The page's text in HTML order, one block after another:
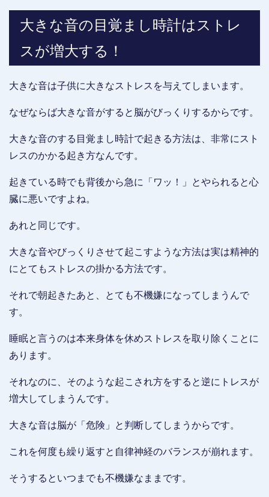
大きな音の目覚まし時計はストレ
スが増大する！
大きな音は子供に大きなストレスを与えてしまいます。
なぜならば大きな音がすると脳がびっくりするからです。
大きな音のする目覚まし時計で起きる方法は、非常にスト
レスのかかる起き方なんです。
起きている時でも背後から急に「ワッ！」とやられると心
臓に悪いですよね。
あれと同じです。
大きな音やびっくりさせて起こすような方法は実は精神的
にとてもストレスの掛かる方法です。
それで朝起きたあと、とても不機嫌になってしまうんで
す。
睡眠と言うのは本来身体を休めストレスを取り除くことに
あります。
それなのに、そのような起こされ方をすると逆にトレスが
増大してしまうんです。
大きな音は脳が「危険」と判断してしまうからです。
これを何度も繰り返すと自律神経のバランスが崩れます。
そうするといつまでも不機嫌なままです。